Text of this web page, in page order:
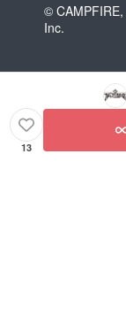
© CAMPFIRE,
Inc.
13